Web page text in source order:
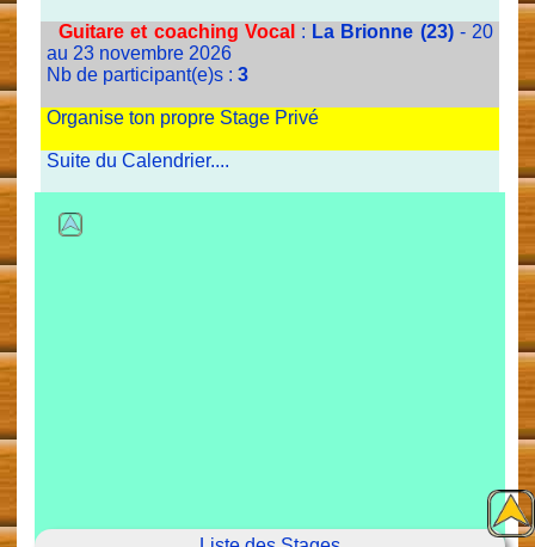
Guitare et coaching Vocal : La Brionne (23)- 20
au 23 novembre 2026
Nb de participant(e)s : 3
Organise ton propre Stage Privé
Suite du Calendrier....